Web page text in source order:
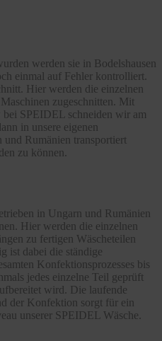
werden sie in Bodelshausen
einmal auf Fehler kontrolliert.
Hier werden die einzelnen
zugeschnitten. Mit
SPEIDEL schneiden wir am
in unsere eigenen
Rumänien transportiert
zu können.
in Ungarn und Rumänien
Hier werden die einzelnen
zu fertigen Wäscheteilen
ist dabei die ständige
Konfektionsprozesses bis
jedes einzelne Teil geprüft
wird. Die laufende
der Konfektion sorgt für ein
unserer SPEIDEL Wäsche.